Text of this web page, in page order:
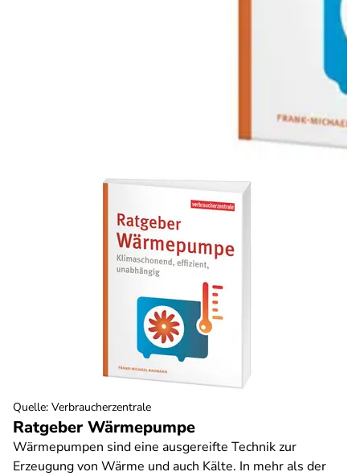
Ratgeber Wärmepumpe
Wärmepumpen sind eine ausgereifte Technik zur
Erzeugung von Wärme und auch Kälte. In mehr als der
Quelle: Verbraucherzentrale